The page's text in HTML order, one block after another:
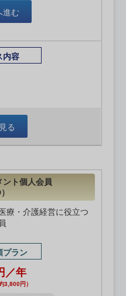
進む
内容
る
ト個人会員
療・介護経営に役立つ
プラン
／年
3,800円）